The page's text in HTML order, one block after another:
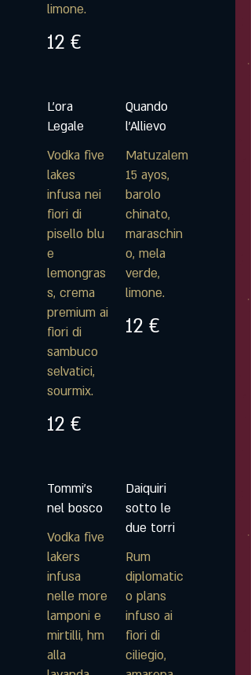
limone.
12 €
L'ora
Legale
Vodka five
lakes
infusa nei
fiori di
pisello blu
e
lemongras
s, crema
premium ai
fiori di
sambuco
selvatici,
sourmix.
12 €
Quando
l'Allievo
Matuzalem
15 ayos,
barolo
chinato,
maraschin
o, mela
verde,
limone.
12 €
Tommi's
nel bosco
Vodka five
lakers
infusa
nelle more
lamponi e
mirtilli, hm
alla
Daiquiri
sotto le
due torri
Rum
diplomatic
o plans
infuso ai
fiori di
ciliegio,